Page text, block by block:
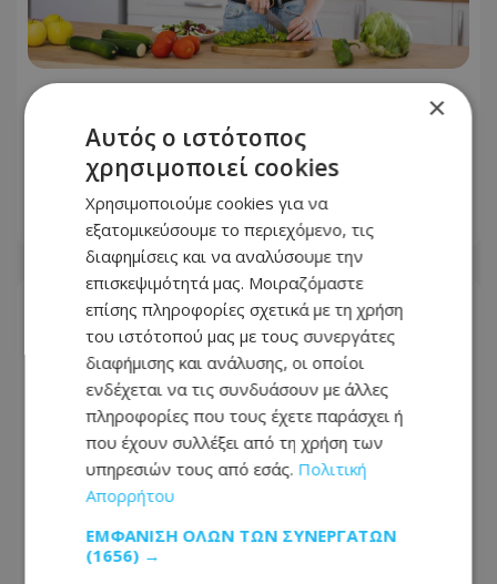
Θυρεοειδής: Τι να τρώτε και τι να
αποφεύγετε – Τα τρόφιμα και τα
συμπληρώματα που χρειάζονται
προσοχή
05.08.2026 - 12:09
×
Αυτός ο ιστότοπος
χρησιμοποιεί cookies
Χρησιμοποιούμε cookies για να
εξατομικεύσουμε το περιεχόμενο, τις
διαφημίσεις και να αναλύσουμε την
επισκεψιμότητά μας. Μοιραζόμαστε
επίσης πληροφορίες σχετικά με τη χρήση
του ιστότοπού μας με τους συνεργάτες
διαφήμισης και ανάλυσης, οι οποίοι
ενδέχεται να τις συνδυάσουν με άλλες
πληροφορίες που τους έχετε παράσχει ή
που έχουν συλλέξει από τη χρήση των
υπηρεσιών τους από εσάς. Πολιτική
Απορρήτου
ΕΜΦΆΝΙΣΗ ΌΛΩΝ ΤΩΝ ΣΥΝΕΡΓΑΤΏΝ
(1656) →